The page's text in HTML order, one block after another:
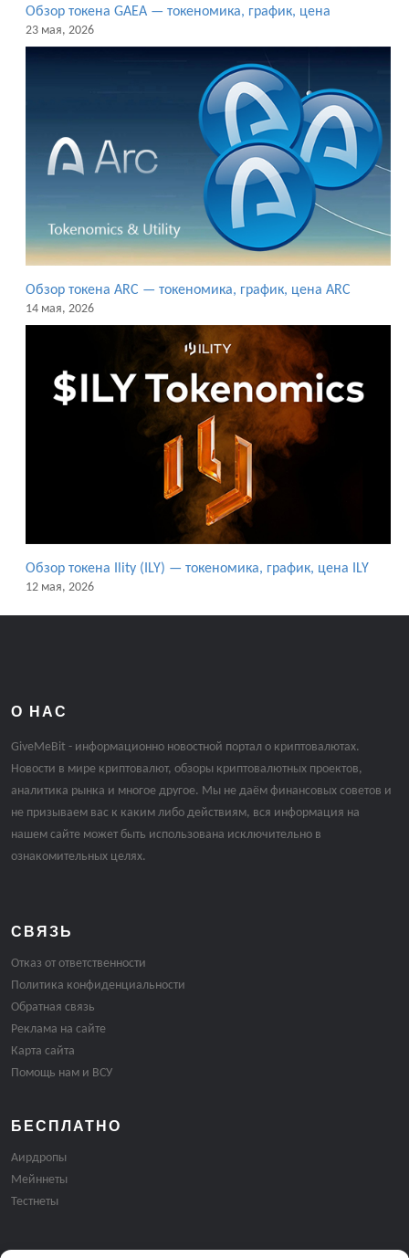
Обзор токена GAEA — токеномика, график, цена
23 мая, 2026
Обзор токена ARC — токеномика, график, цена ARC
14 мая, 2026
Обзор токена Ility (ILY) — токеномика, график, цена ILY
12 мая, 2026
О НАС
GiveMeBit - информационно новостной портал о криптовалютах.
Новости в мире криптовалют, обзоры криптовалютных проектов,
аналитика рынка и многое другое. Мы не даём финансовых советов и
не призываем вас к каким либо действиям, вся информация на
нашем сайте может быть использована исключительно в
ознакомительных целях.
СВЯЗЬ
Отказ от ответственности
Политика конфиденциальности
Обратная связь
Реклама на сайте
Карта сайта
Помощь нам и ВСУ
БЕСПЛАТНО
Аирдропы
Мейннеты
Тестнеты